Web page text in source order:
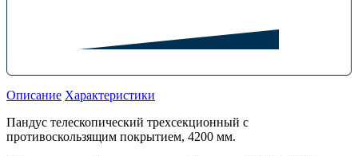
Описание Характеристики
Пандус телескопический трехсекционный с
противоскользящим покрытием, 4200 мм.